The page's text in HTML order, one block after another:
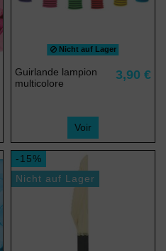
Nicht auf Lager
Guirlande lampion
multicolore
3,90 €
Voir
-15%
Nicht auf Lager